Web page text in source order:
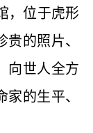
，位于虎形
的照片、
向世人全方
的生平、